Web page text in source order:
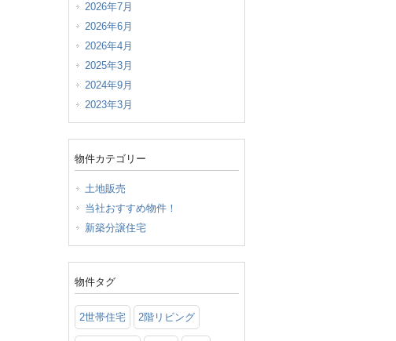
2026年7月
2026年6月
2026年4月
2025年3月
2024年9月
2023年3月
物件カテゴリー
土地販売
当社おすすめ物件！
新築分譲住宅
物件タグ
2世帯住宅 2階リビング